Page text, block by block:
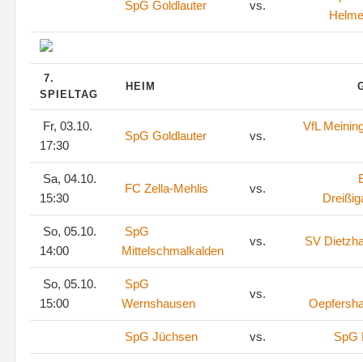
SpG Goldlauter vs.
7.
SPIELTAG
HEIM
Fr, 03.10.
17:30
SpG Goldlauter vs.
VfL
Sa, 04.10.
15:30
FC Zella-Mehlis vs.
So, 05.10.
14:00
SpG
Mittelschmalkalden
vs. SV
So, 05.10.
15:00
SpG
Wernshausen
vs.
SpG Jüchsen vs. SpG